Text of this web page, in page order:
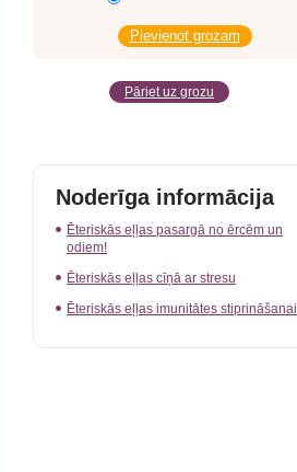
Pāriet uz grozu
Noderīga informācija
Ēteriskās eļļas pasargā no ērcēm un
odiem!
Ēteriskās eļļas cīņā ar stresu
Ēteriskās eļļas imunitātes stiprināšanai